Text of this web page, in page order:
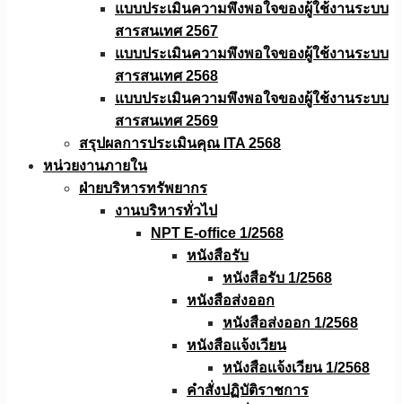
แบบประเมินความพึงพอใจของผู้ใช้งานระบบ
สารสนเทศ 2567
แบบประเมินความพึงพอใจของผู้ใช้งานระบบ
สารสนเทศ 2568
แบบประเมินความพึงพอใจของผู้ใช้งานระบบ
สารสนเทศ 2569
สรุปผลการประเมินคุณ ITA 2568
หน่วยงานภายใน
ฝ่ายบริหารทรัพยากร
งานบริหารทั่วไป
NPT E-office 1/2568
หนังสือรับ
หนังสือรับ 1/2568
หนังสือส่งออก
หนังสือส่งออก 1/2568
หนังสือแจ้งเวียน
หนังสือเเจ้งเวียน 1/2568
คำสั่งปฏิบัติราชการ